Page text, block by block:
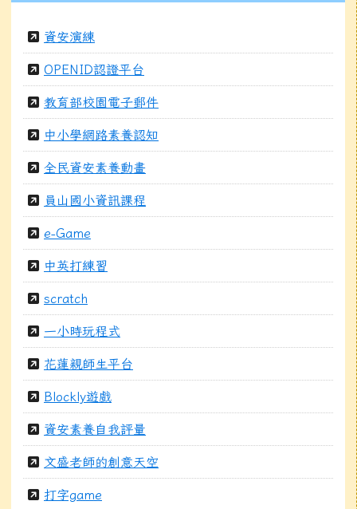
資安演練
OPENID認證平台
教育部校園電子郵件
中小學網路素養認知
全民資安素養動畫
員山國小資訊課程
e-Game
中英打練習
scratch
一小時玩程式
花蓮親師生平台
Blockly遊戲
資安素養自我評量
文盛老師的創意天空
打字game